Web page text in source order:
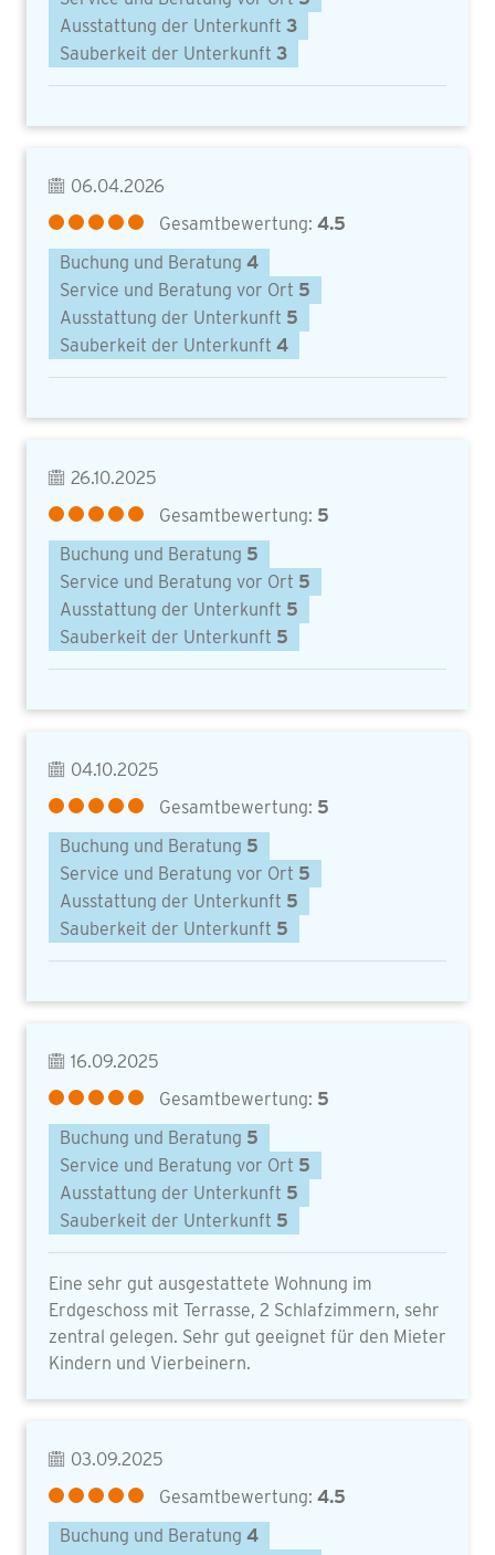
Ausstattung der Unterkunft 3
Sauberkeit der Unterkunft 3
06.04.2026
Gesamtbewertung: 4.5
Buchung und Beratung 4
Service und Beratung vor Ort 5
Ausstattung der Unterkunft 5
Sauberkeit der Unterkunft 4
26.10.2025
Gesamtbewertung: 5
Buchung und Beratung 5
Service und Beratung vor Ort 5
Ausstattung der Unterkunft 5
Sauberkeit der Unterkunft 5
04.10.2025
Gesamtbewertung: 5
Buchung und Beratung 5
Service und Beratung vor Ort 5
Ausstattung der Unterkunft 5
Sauberkeit der Unterkunft 5
16.09.2025
Gesamtbewertung: 5
Buchung und Beratung 5
Service und Beratung vor Ort 5
Ausstattung der Unterkunft 5
Sauberkeit der Unterkunft 5
Eine sehr gut ausgestattete Wohnung im
Erdgeschoss mit Terrasse, 2 Schlafzimmern, sehr
zentral gelegen. Sehr gut geeignet für den Mieter
Kindern und Vierbeinern.
03.09.2025
Gesamtbewertung: 4.5
Buchung und Beratung 4